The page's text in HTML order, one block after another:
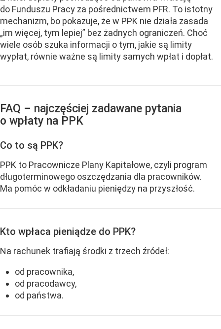
do Funduszu Pracy za pośrednictwem PFR. To istotny
mechanizm, bo pokazuje, że w PPK nie działa zasada
„im więcej, tym lepiej” bez żadnych ograniczeń. Choć
wiele osób szuka informacji o tym, jakie są limity
wypłat, równie ważne są limity samych wpłat i dopłat.
FAQ – najczęściej zadawane pytania
o wpłaty na PPK
Co to są PPK?
PPK to Pracownicze Plany Kapitałowe, czyli program
długoterminowego oszczędzania dla pracowników.
Ma pomóc w odkładaniu pieniędzy na przyszłość.
Kto wpłaca pieniądze do PPK?
Na rachunek trafiają środki z trzech źródeł:
od pracownika,
od pracodawcy,
od państwa.